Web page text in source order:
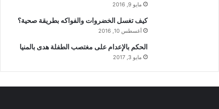
مايو 9, 2016
كيف تغسل الخضروات والفواكه بطريقة صحية؟
أغسطس 10, 2016
الحكم بالإعدام على مغتصب الطفلة هدى بالمنيا
مايو 3, 2017